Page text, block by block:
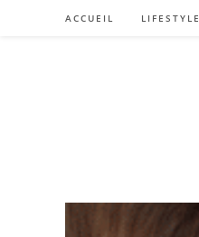
ACCUEIL LIFESTYLE